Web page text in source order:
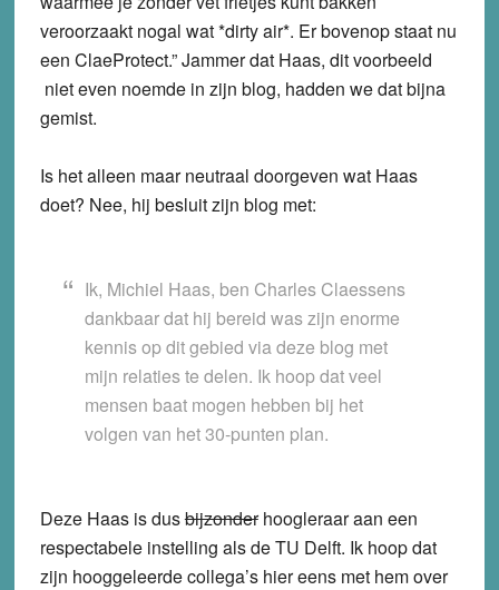
veroorzaakt nogal wat *dirty air*. Er bovenop staat nu
een ClaeProtect.” Jammer dat Haas, dit voorbeeld
niet even noemde in zijn blog, hadden we dat bijna
gemist.
Is het alleen maar neutraal doorgeven wat Haas
doet? Nee, hij besluit zijn blog met:
Ik, Michiel Haas, ben Charles Claessens
dankbaar dat hij bereid was zijn enorme
kennis op dit gebied via deze blog met
mijn relaties te delen. Ik hoop dat veel
mensen baat mogen hebben bij het
volgen van het 30-punten plan.
Deze Haas is dusbijzonderhoogleraar aan een
respectabele instelling als de TU Delft. Ik hoop dat
zijn hooggeleerde collega’s hier eens met hem over